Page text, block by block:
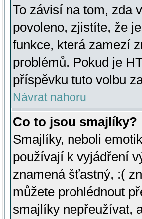
To závisí na tom, zda
povoleno, zjistíte, že
funkce, která zamezí
problémů. Pokud je
příspěvku tuto volbu
Návrat nahoru
Co to jsou smajlíky?
Smajlíky, neboli
používají k vyjádření
znamená šťastný, :(
můžete prohlédnout
smajlíky nepřeužívat,